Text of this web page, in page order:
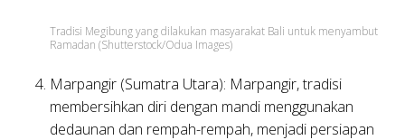
Tradisi Megibung yang dilakukan masyarakat Bali untuk menyambut
Ramadan (Shutterstock/Odua Images)
Marpangir (Sumatra Utara): Marpangir, tradisi
membersihkan diri dengan mandi menggunakan
dedaunan dan rempah-rempah, menjadi persiapan